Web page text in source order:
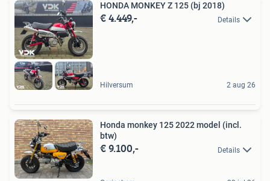
HONDA MONKEY Z 125 (bj 2018)
€ 4.449,- Details
Hilversum 2 aug 26
Honda monkey 125 2022 model (incl.
btw)
€ 9.100,- Details